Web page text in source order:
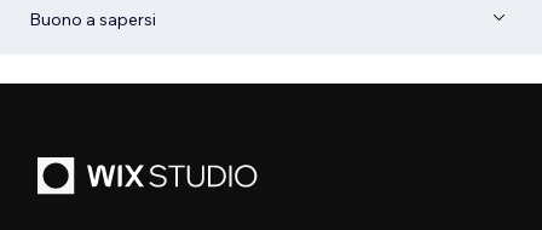
Buono a sapersi